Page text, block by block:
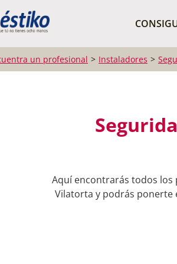
un profesional Instaladores
Aquí encontrarás todos los
Vilatorta y podrás ponerte